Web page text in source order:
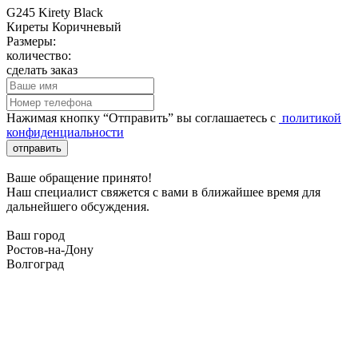
G245 Kirety Black
Киреты Коричневый
Размеры:
количество:
сделать заказ
Нажимая кнопку “Отправить” вы соглашаетесь с политикой
конфиденциальности
отправить
Ваше обращение принято!
Наш специалист свяжется с вами в ближайшее время для
дальнейшего обсуждения.
Ваш город
Ростов-на-Дону
Волгоград